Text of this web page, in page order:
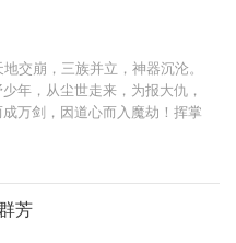
切！”池浅：“但是肾虚不行，
”茶派当红小花：“人家从来没谈
欢一个人是藏不住的，就算躲在
发现。”真千金女主：“真羡慕池
有礼貌。”池浅：“你发癫，别人
圾袋还能装。”不料池浅在发疯
一开始，池浅以为池家只是普
诉她：“你二舅是开店的，三舅
野菜，五舅在厂里拧螺丝。”事
浅：这么多条大腿，今天该
交崩，三族并立，神器沉沦。
年，从尘世走来，为报大仇，
万剑，因道心而入魔劫！挥掌
在一念之间！
芳